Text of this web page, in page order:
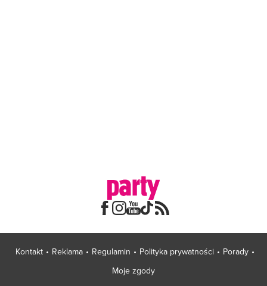
Kontakt Reklama Regulamin Polityka prywatności
Porady
Moje zgody